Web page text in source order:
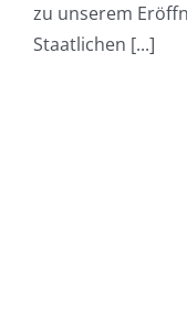
zu unserem
Staatlichen [...]